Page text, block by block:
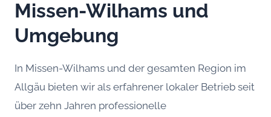
Missen-Wilhams und
Umgebung
In Missen-Wilhams und der gesamten Region im
Allgäu bieten wir als erfahrener lokaler Betrieb seit
über zehn Jahren professionelle